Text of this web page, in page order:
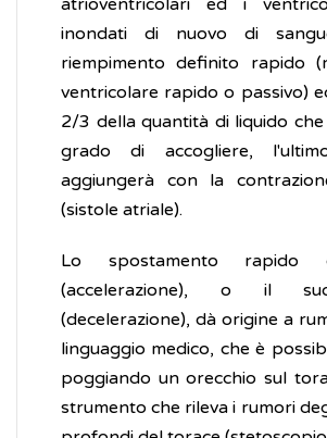
atrioventricolari ed i
inondati di nuovo di
riempimento definito rapido
ventricolare rapido o passivo)
2/3 della quantità di liquido
grado di accogliere,
aggiungerà con la
(sistole atriale).
Lo spostamento rapido
(accelerazione), o il
(decelerazione), dà origine a
linguaggio medico, che è
poggiando un orecchio sul
strumento che rileva i rumori